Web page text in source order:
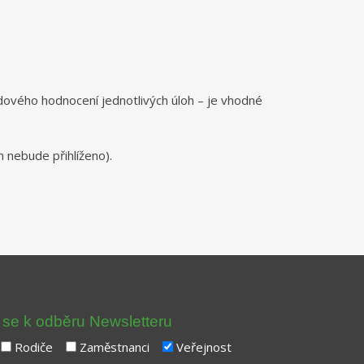
hodnocení jednotlivých úloh – je vhodné
nebude přihlíženo).
k odběru Newsletteru
Rodiče Zaměstnanci Veřejnost